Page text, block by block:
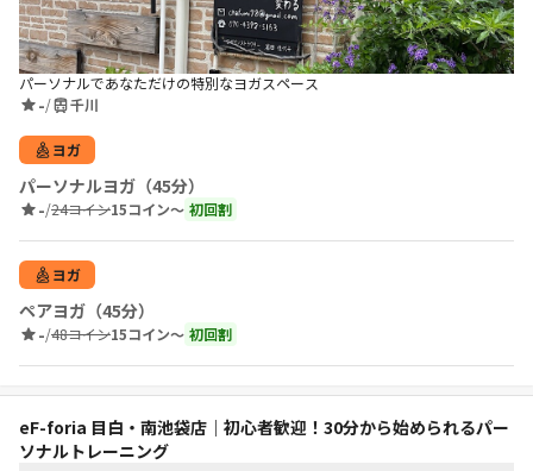
パーソナルであなただけの特別なヨガスペース
-/ 千川
ヨガ
パーソナルヨガ（45分）
-/24コイン15コイン〜 初回割
ヨガ
ペアヨガ（45分）
-/48コイン15コイン〜 初回割
eF-foria 目白・南池袋店｜初心者歓迎！30分から始められるパー
ソナルトレーニング